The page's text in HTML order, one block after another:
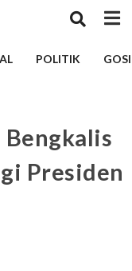
POLITIK
Presiden